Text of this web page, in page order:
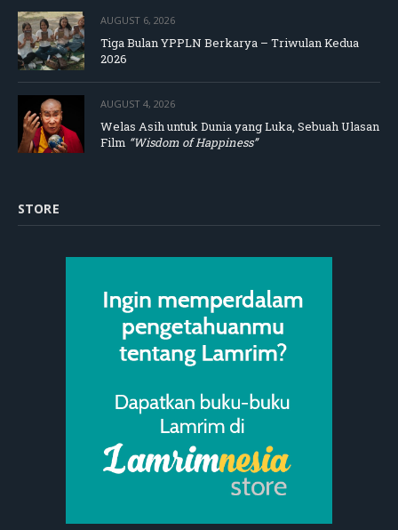
AUGUST 6, 2026
Tiga Bulan YPPLN Berkarya – Triwulan Kedua
2026
AUGUST 4, 2026
Welas Asih untuk Dunia yang Luka, Sebuah Ulasan
Film “Wisdom of Happiness”
STORE